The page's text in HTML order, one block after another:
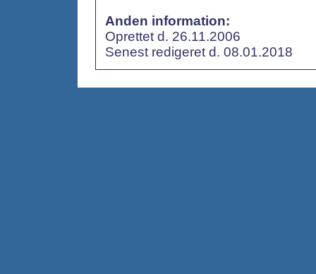
Anden information:
Oprettet d. 26.11.2006
Senest redigeret d. 08.01.2018